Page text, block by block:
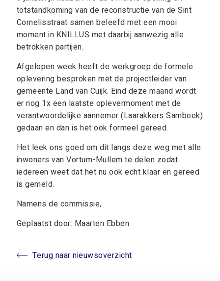
totstandkoming van de reconstructie van de Sint
Cornelisstraat samen beleefd met een mooi
moment in KNILLUS met daarbij aanwezig alle
betrokken partijen.
Afgelopen week heeft de werkgroep de formele
oplevering besproken met de projectleider van
gemeente Land van Cuijk. Eind deze maand wordt
er nog 1x een laatste oplevermoment met de
verantwoordelijke aannemer (Laarakkers Sambeek)
gedaan en dan is het ook formeel gereed.
Het leek ons goed om dit langs deze weg met alle
inwoners van Vortum-Mullem te delen zodat
iedereen weet dat het nu ook echt klaar en gereed
is gemeld.
Namens de commissie,
Geplaatst door: Maarten Ebben
Terug naar nieuwsoverzicht